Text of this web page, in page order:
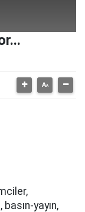
yayın,